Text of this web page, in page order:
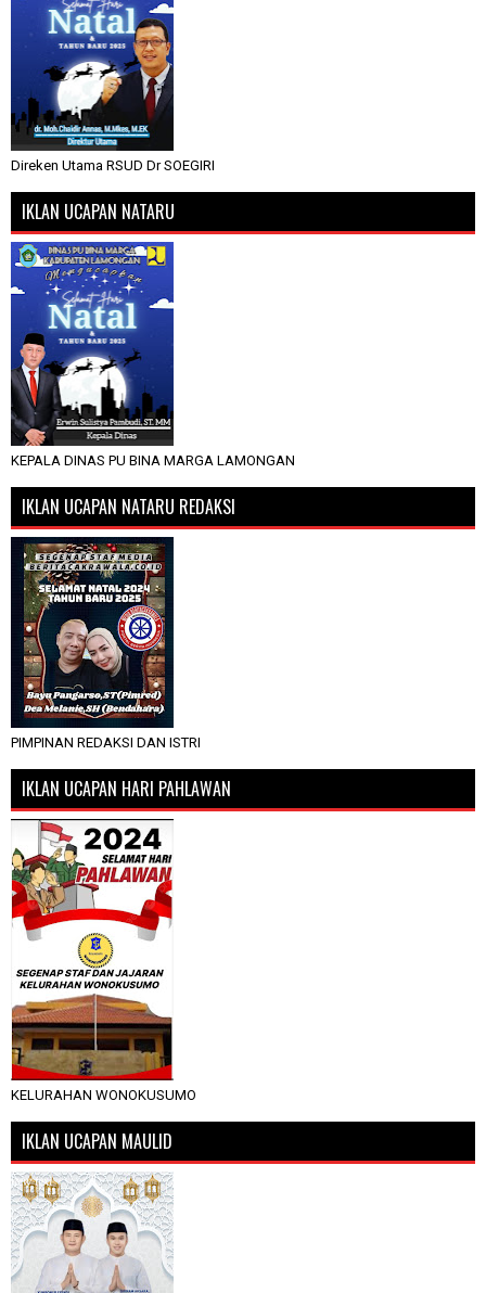
Direken Utama RSUD Dr SOEGIRI
IKLAN UCAPAN NATARU
KEPALA DINAS PU BINA MARGA LAMONGAN
IKLAN UCAPAN NATARU REDAKSI
PIMPINAN REDAKSI DAN ISTRI
IKLAN UCAPAN HARI PAHLAWAN
KELURAHAN WONOKUSUMO
IKLAN UCAPAN MAULID